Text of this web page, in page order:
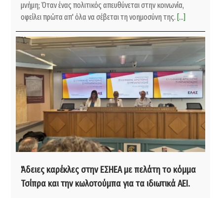
μνήμη; Όταν ένας πολιτικός απευθύνεται στην κοινωνία,
οφείλει πρώτα απ' όλα να σέβεται τη νοημοσύνη της. [...]
Άδειες καρέκλες στην ΕΣΗΕΑ με πελάτη το κόμμα
Τσίπρα και την κωλοτούμπα για τα ιδιωτικά ΑΕΙ.